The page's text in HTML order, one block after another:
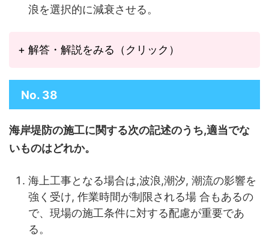
浪を選択的に減衰させる。
+ 解答・解説をみる（クリック）
No. 38
海岸堤防の施工に関する次の記述のうち,適当でな
いものはどれか。
海上工事となる場合は,波浪,潮汐, 潮流の影響を
強く受け, 作業時間が制限される場 合もあるの
で、現場の施工条件に対する配慮が重要であ
る。